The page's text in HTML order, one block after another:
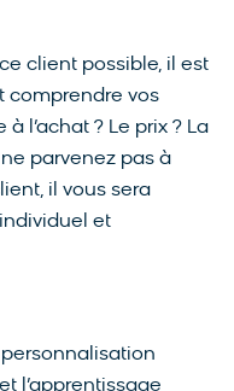
client possible, il est
comprendre vos
l’achat ? Le prix ? La
ne parvenez pas à
il vous sera
et
l’apprentissage